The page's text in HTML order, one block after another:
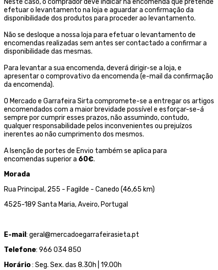
Neste caso, o comprador deve indicar na encomenda que pretende
efetuar o levantamento na loja e aguardar a confirmação da
disponibilidade dos produtos para proceder ao levantamento.
Não se desloque a nossa loja para efetuar o levantamento de
encomendas realizadas sem antes ser contactado a confirmar a
disponibilidade das mesmas.
Para levantar a sua encomenda, deverá dirigir-se a loja, e
apresentar o comprovativo da encomenda (e-mail da confirmação
da encomenda).
O Mercado e Garrafeira Sirta compromete-se a entregar os artigos
encomendados com a maior brevidade possível e esforçar-se-á
sempre por cumprir esses prazos, não assumindo, contudo,
qualquer responsabilidade pelos inconvenientes ou prejuízos
inerentes ao não cumprimento dos mesmos.
A Isenção de portes de Envio também se aplica para
encomendas superior a 60€.
Morada
Rua Principal, 255 - Fagilde - Canedo (46,65 km)
4525-189 Santa Maria, Aveiro, Portugal
E-mail: geral@mercadoegarrafeirasieta.pt
Telefone: 966 034 850
Horário: Seg. Sex. das 8.30h | 19.00h